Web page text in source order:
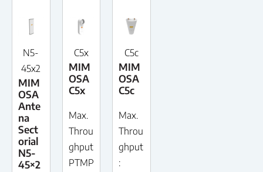
N5-
45x2
MIM
OSA
Ante
na
Sect
orial
N5-
45×2
C5x
MIM
OSA
C5x
Max.
Throu
ghput
PTMP
C5c
MIM
OSA
C5c
Max.
Throu
ghput
: